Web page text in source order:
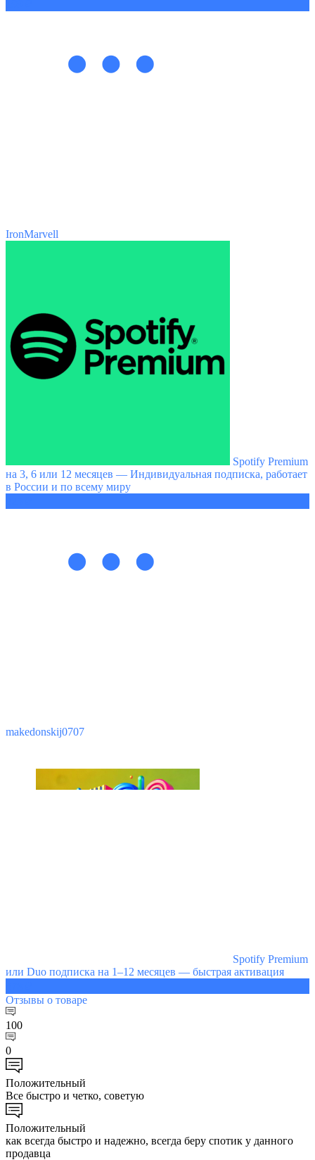
IronMarvell
Spotify Premium
на 3, 6 или 12 месяцев — Индивидуальная подписка, работает
в России и по всему миру
makedonskij0707
Spotify Premium
или Duo подписка на 1–12 месяцев — быстрая активация
Отзывы о товаре
100
0
Положительный
Все быстро и четко, советую
Положительный
как всегда быстро и надежно, всегда беру спотик у данного
продавца